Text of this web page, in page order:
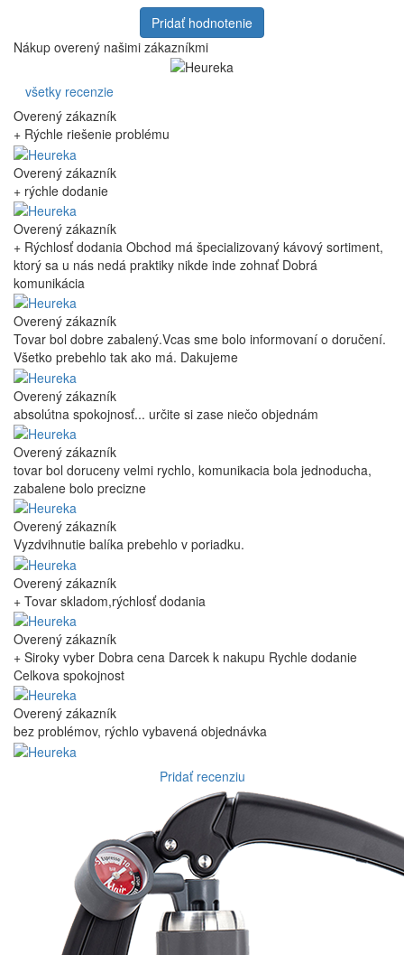
Pridať hodnotenie
Nákup overený našimi zákazníkmi
všetky recenzie
Overený zákazník
+ Rýchle riešenie problému
Overený zákazník
+ rýchle dodanie
Overený zákazník
+ Rýchlosť dodania Obchod má špecializovaný kávový sortiment,
ktorý sa u nás nedá praktiky nikde inde zohnať Dobrá
komunikácia
Overený zákazník
Tovar bol dobre zabalený.Vcas sme bolo informovaní o doručení.
Všetko prebehlo tak ako má. Dakujeme
Overený zákazník
absolútna spokojnosť... určite si zase niečo objednám
Overený zákazník
tovar bol doruceny velmi rychlo, komunikacia bola jednoducha,
zabalene bolo precizne
Overený zákazník
Vyzdvihnutie balíka prebehlo v poriadku.
Overený zákazník
+ Tovar skladom,rýchlosť dodania
Overený zákazník
+ Siroky vyber Dobra cena Darcek k nakupu Rychle dodanie
Celkova spokojnost
Overený zákazník
bez problémov, rýchlo vybavená objednávka
Pridať recenziu